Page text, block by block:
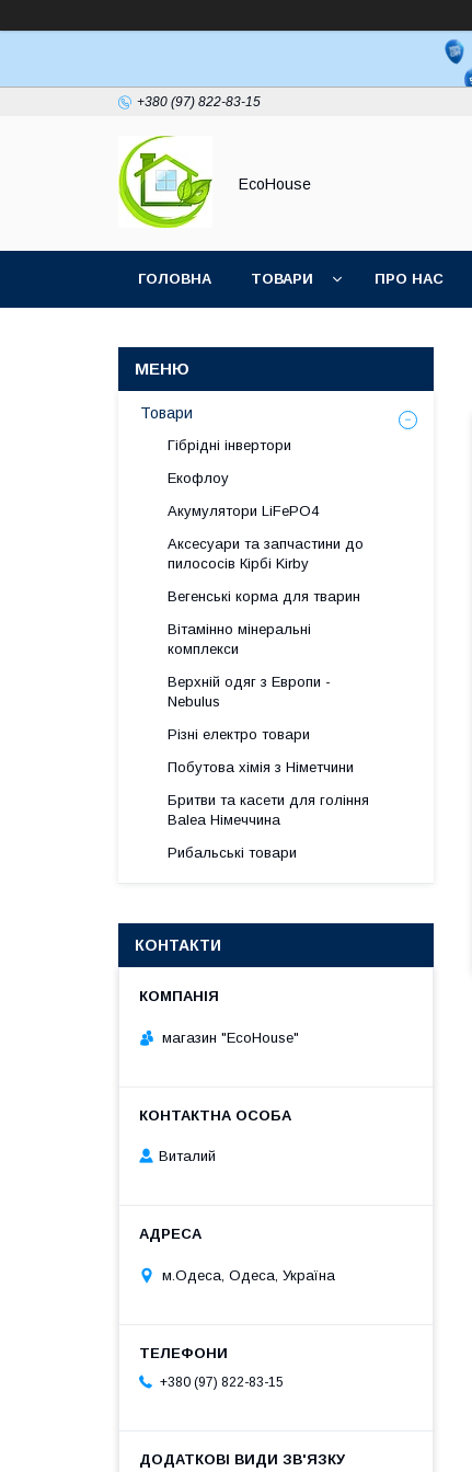
+380 (97) 822-83-15
EcoHouse
ГОЛОВНА ТОВАРИ ПРО НАС
Товари
Гібрідні інвертори
Екофлоу
Акумулятори LiFePO4
Аксесуари та запчастини до
пилососів Кірбі Kirby
Вегенські корма для тварин
Вітамінно мінеральні
комплекси
Верхній одяг з Европи -
Nebulus
Різні електро товари
Побутова хімія з Німетчини
Бритви та касети для гоління
Balea Німеччина
Рибальські товари
КОНТАКТИ
магазин "EcoHouse"
Виталий
м.Одеса, Одеса, Україна
+380 (97) 822-83-15